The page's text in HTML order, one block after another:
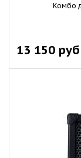
Комбо
13 150 руб